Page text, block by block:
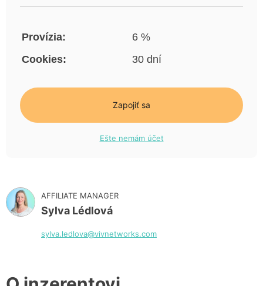
Provízia:
6 %
Cookies:
30 dní
Zapojiť sa
Ešte nemám účet
AFFILIATE MANAGER
Sylva Lédlová
sylva.ledlova@vivnetworks.com